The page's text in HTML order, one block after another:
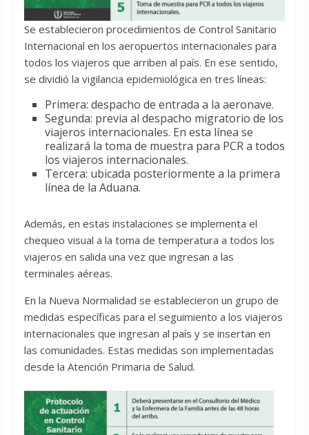
Se establecieron procedimientos de Control Sanitario
Internacional en los aeropuertos internacionales para
todos los viajeros que arriben al país. En ese sentido,
se dividió la vigilancia epidemiológica en tres líneas:
Primera: despacho de entrada a la aeronave.
Segunda: previa al despacho migratorio de los
viajeros internacionales. En esta línea se
realizará la toma de muestra para PCR a todos
los viajeros internacionales.
Tercera: ubicada posteriormente a la primera
línea de la Aduana.
Además, en estas instalaciones se implementa el
chequeo visual a la toma de temperatura a todos los
viajeros en salida una vez que ingresan a las
terminales aéreas.
En la Nueva Normalidad se establecieron un grupo de
medidas específicas para el seguimiento a los viajeros
internacionales que ingresan al país y se insertan en
las comunidades. Estas medidas son implementadas
desde la Atención Primaria de Salud.